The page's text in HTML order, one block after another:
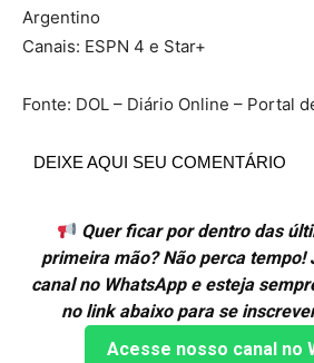
Argentino
Canais: ESPN 4 e Star+
Fonte: DOL – Diário Online – Portal
DEIXE AQUI SEU COMENTÁRIO
Quer ficar por dentro das
primeira mão? Não perca tempo!
canal no WhatsApp e esteja
no link abaixo para se
Acesse nosso canal no